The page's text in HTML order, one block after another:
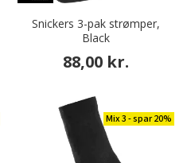
Snickers 3-pak strømper,
Black
88,00 kr.
Mix 3 - spar 20%